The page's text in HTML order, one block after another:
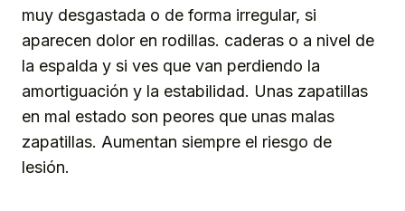
muy desgastada o de forma irregular, si
aparecen dolor en rodillas. caderas o a nivel de
la espalda y si ves que van perdiendo la
amortiguación y la estabilidad. Unas zapatillas
en mal estado son peores que unas malas
zapatillas. Aumentan siempre el riesgo de
lesión.